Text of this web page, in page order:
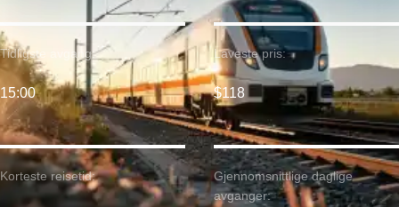
Korteste reisetid:
Tidligste avgang:
15:00
Laveste pris:
$118
Gjennomsnittlige daglige
avganger: